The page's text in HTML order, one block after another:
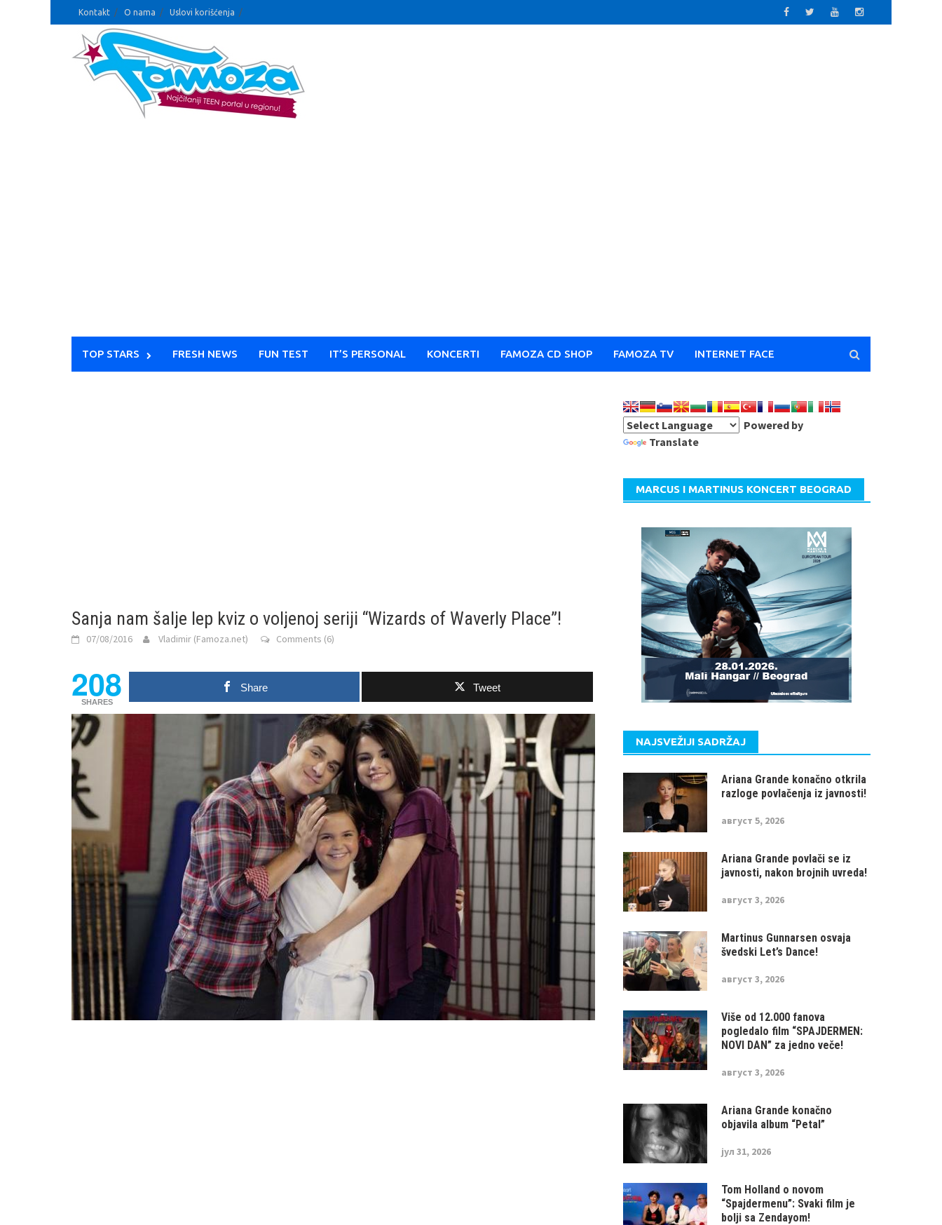
Kontakt O nama Uslovi korišćenja
TOP STARS FRESH NEWS FUN TEST IT’S PERSONAL KONCERTI FAMOZA CD SHOP FAMOZA TV INTERNET FACE
Sanja nam šalje lep kviz o voljenoj seriji “Wizards of Waverly Place”!
07/08/2016 Vladimir (Famoza.net) Comments (6)
208
SHARES
Share Tweet
Powered by
Translate
MARCUS I MARTINUS KONCERT BEOGRAD
NAJSVEŽIJI SADRŽAJ
Ariana Grande konačno otkrila
razloge povlačenja iz javnosti!
август 5, 2026
Ariana Grande povlači se iz
javnosti, nakon brojnih uvreda!
август 3, 2026
Martinus Gunnarsen osvaja
švedski Let’s Dance!
август 3, 2026
Više od 12.000 fanova
pogledalo film “SPAJDERMEN:
NOVI DAN” za jedno veče!
август 3, 2026
Ariana Grande konačno
objavila album “Petal”
јул 31, 2026
Tom Holland o novom
“Spajdermenu”: Svaki film je
bolji sa Zendayom!